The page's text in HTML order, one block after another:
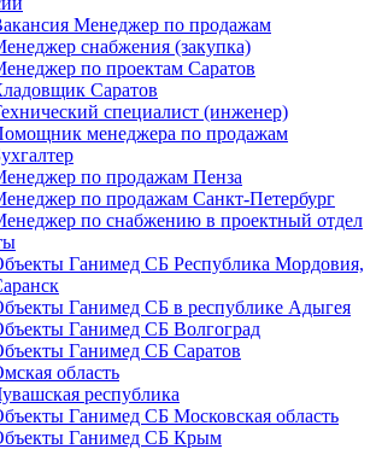
Менеджер по продажам
снабжения (закупка)
по проектам Саратов
Саратов
специалист (инженер)
менеджера по продажам
по продажам Пенза
по продажам Санкт-Петербург
по снабжению в проектный отдел
Ганимед СБ Республика Мордовия,
Ганимед СБ в республике Адыгея
Ганимед СБ Волгоград
Ганимед СБ Саратов
область
республика
Ганимед СБ Московская область
Ганимед СБ Крым